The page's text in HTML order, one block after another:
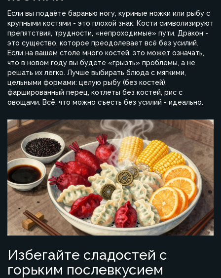
Если вы подаёте баранью ногу, куриные ножки или рыбу с
крупными костями - это плохой знак. Кости символизируют
препятствия, трудности, «непроходимые» пути. Дракон -
это существо, которое преодолевает всё без усилий.
Если на вашем столе много костей, это может означать,
что в новом году вы будете «грызть» проблемы, а не
решать их легко. Лучше выбирать блюда с мягкими,
цельными формами: целую рыбу (без костей),
фаршированный перец, котлеты без костей, рис с
овощами. Всё, что можно съесть без усилий - идеально.
Избегайте сладостей с
горьким послевкусием